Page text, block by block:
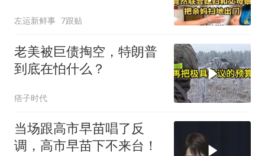
左运新鲜事 7跟贴
老美被巨债掏空，特朗普
到底在怕什么？
痞子时代
当场跟高市早苗唱了反
调，高市早苗下不来台！